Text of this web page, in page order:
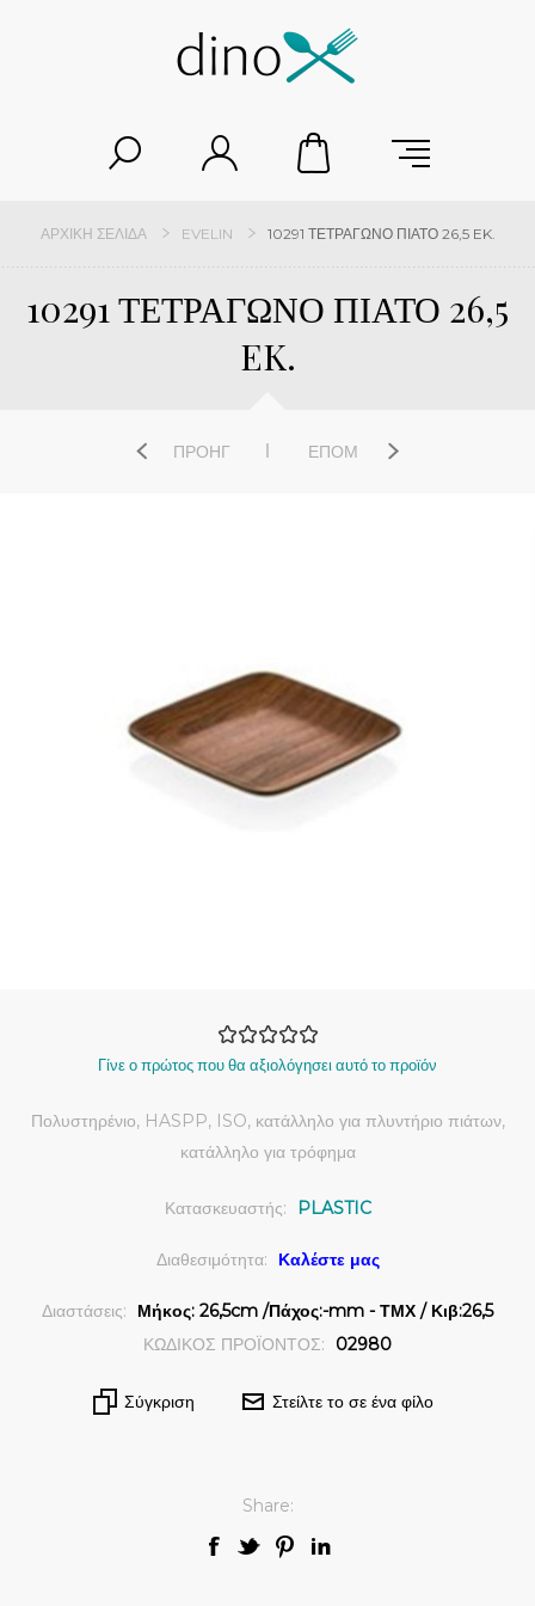
ΑΡΧΙΚΉ ΣΕΛΊΔΑ EVELIN 10291 ΤΕΤΡΑΓΩΝΟ ΠΙΑΤΟ 26,5 EK.
10291 ΤΕΤΡΑΓΩΝΟ ΠΙΑΤΟ 26,5
EK.
ΠΡΟΗΓ ΕΠΌΜ
Γίνε ο πρώτος που θα αξιολόγησει αυτό το προϊόν
Πολυστηρένιο, HASPP, ISO, κατάλληλο για πλυντήριο πιάτων,
κατάλληλο για τρόφημα
Κατασκευαστής: PLASTIC
Διαθεσιμότητα: Καλέστε μας
Διαστάσεις:
Μήκος: 26,5cm /Πάχος:-mm - ΤΜΧ / Κιβ:26,5
ΚΩΔΙΚΟΣ ΠΡΟΪΟΝΤΟΣ:
02980
Σύγκριση Στείλτε το σε ένα φίλο
Share: